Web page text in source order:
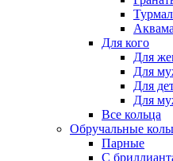
Для кого
Для
Для
Для
Для
Все кольца
Обручальные
Парные
С